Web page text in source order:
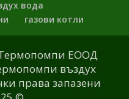
вода
газови котли
ЕООД
въздух
права запазени